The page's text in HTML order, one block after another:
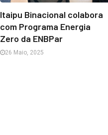
Itaipu Binacional colabora
com Programa Energia
Zero da ENBPar
26 Maio, 2025